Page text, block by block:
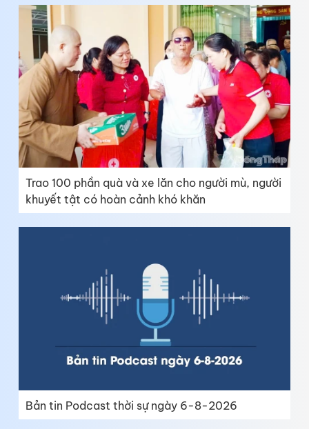
Trao 100 phần quà và xe lăn cho người mù, người
khuyết tật có hoàn cảnh khó khăn
Bản tin Podcast thời sự ngày 6-8-2026